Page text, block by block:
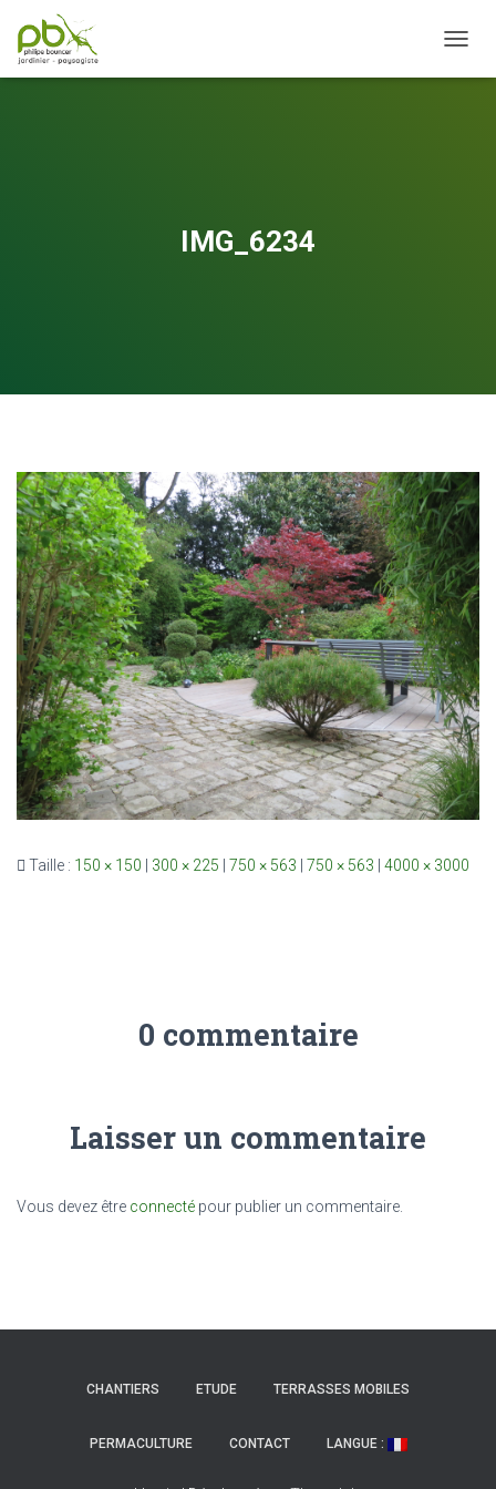
IMG_6234
Taille : 150 × 150 | 300 × 225 | 750 × 563 | 750 × 563 | 4000 × 3000
0 commentaire
Laisser un commentaire
Vous devez être connecté pour publier un commentaire.
CHANTIERS ETUDE TERRASSES MOBILES
PERMACULTURE CONTACT LANGUE :